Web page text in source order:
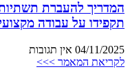
המדריך להעברת
תקפידו על עבודה
04/11/2025 אין תגובות
לקריאת המאמר >>>